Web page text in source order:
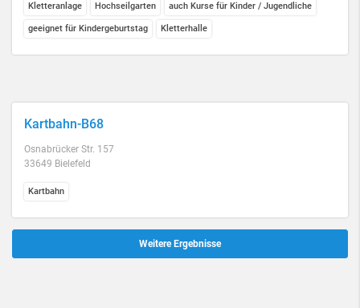
Kletteranlage Hochseilgarten auch Kurse für Kinder / Jugendliche
geeignet für Kindergeburtstag Kletterhalle
Kartbahn-B68
Osnabrücker Str. 157
33649 Bielefeld
Kartbahn
Weitere Ergebnisse